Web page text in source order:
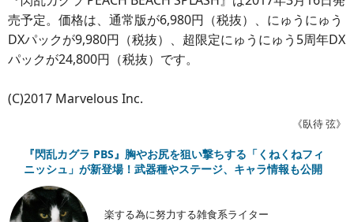
売予定。価格は、通常版が6,980円（税抜）、にゅうにゅう
DXパックが9,980円（税抜）、超限定にゅうにゅう5周年DX
パックが24,800円（税抜）です。
(C)2017 Marvelous Inc.
《臥待 弦》
『閃乱カグラ PBS』胸やお尻を狙い撃ちする「くねくねフィ
ニッシュ」が新登場！武器種やステージ、キャラ情報も公開
楽する為に努力する雑食系ライター